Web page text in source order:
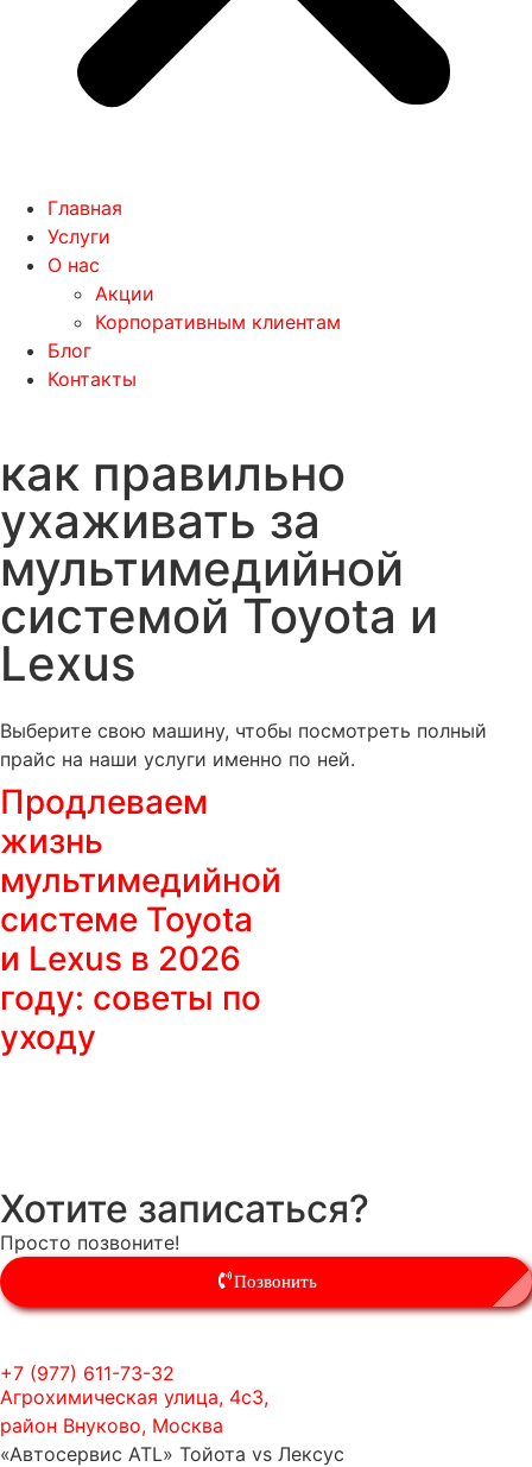
Главная
Услуги
О нас
Акции
Корпоративным клиентам
Блог
Контакты
как правильно
ухаживать за
мультимедийной
системой Toyota и
Lexus
Выберите свою машину, чтобы посмотреть полный
прайс на наши услуги именно по ней.
Продлеваем
жизнь
мультимедийной
системе Toyota
и Lexus в 2026
году: советы по
уходу
Хотите записаться?
Просто позвоните!
Позвонить
+7 (977) 611-73-32
Агрохимическая улица, 4с3,
район Внуково, Москва
«Автосервис ATL» Тойота vs Лексус